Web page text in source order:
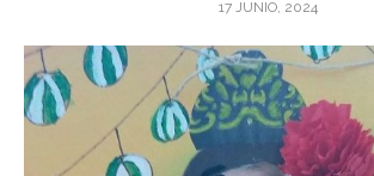
17 JUNIO, 2024